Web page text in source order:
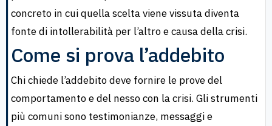
concreto in cui quella scelta viene vissuta diventa
fonte di intollerabilità per l’altro e causa della crisi.
Come si prova l’addebito
Chi chiede l’addebito deve fornire le prove del
comportamento e del nesso con la crisi. Gli strumenti
più comuni sono testimonianze, messaggi e